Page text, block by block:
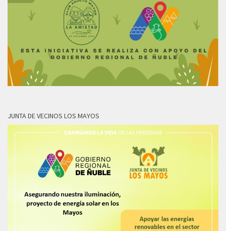
JUNTA DE VECINOS LOS MAYOS